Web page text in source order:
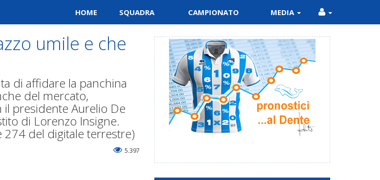
HOME SQUADRA CAMPIONATO MEDIA
umile e che
di affidare la panchina
del mercato,
presidente Aurelio De
di Lorenzo Insigne.
274 del digitale terrestre)
5.397